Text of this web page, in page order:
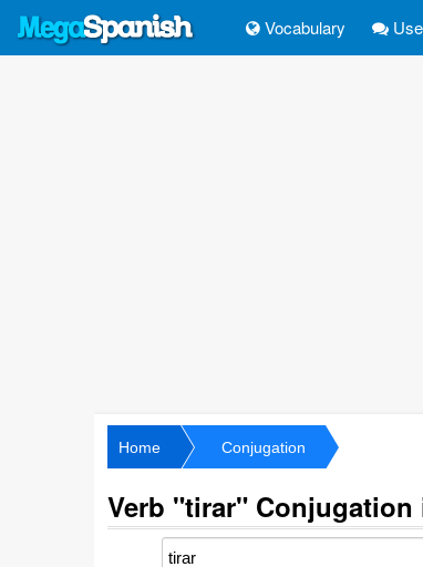
Vocabulary
Home Conjugation
Verb "tirar" Conjugation